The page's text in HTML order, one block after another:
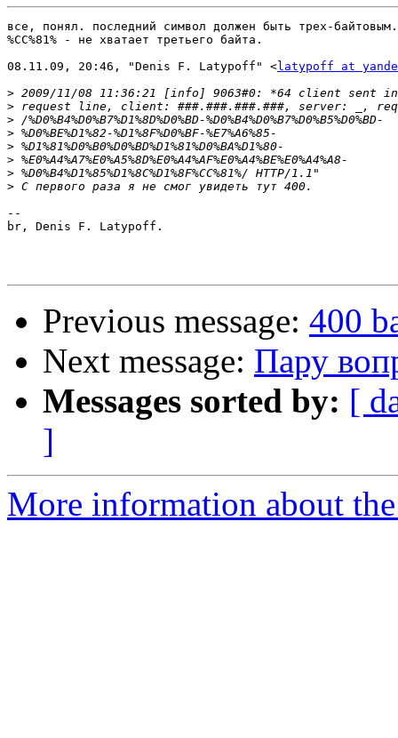
все, понял. последний символ должен быть трех-байтовым.
%CC%81% - не хватает третьего байта.
08.11.09, 20:46, "Denis F. Latypoff" <latypoff at
>
>
>
>
>
>
>
>
--
br, Denis F. Latypoff.
Previous message: 400
Next message: Пару
Messages sorted by: [
]
More information about